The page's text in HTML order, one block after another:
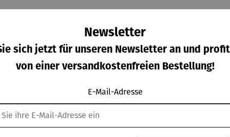
5 Sternen
02
€ UVP
€
Verkaufspreis:
27,00 € UVP
30,00 €
Beach 02
UVP27,00 € UVP36,00 €
Newsletter
sich jetzt für unseren Newsletter an und
von einer versandkostenfreien Bestellung!
E-Mail-Adresse